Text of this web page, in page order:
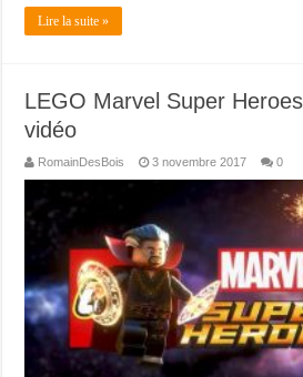
Lire la suite »
LEGO Marvel Super
vidéo
RomainDesBois 3 novembre 2017 0